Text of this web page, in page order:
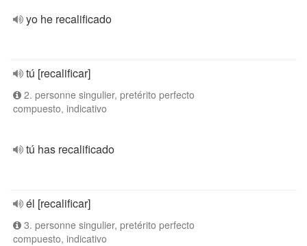
yo he recalificado
tú [recalificar]
2. personne singulier, pretérito perfecto
compuesto, indicativo
tú has recalificado
él [recalificar]
3. personne singulier, pretérito perfecto
compuesto, indicativo